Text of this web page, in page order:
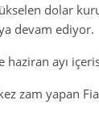
dolar
devam ediyor.
ayı
zam yapan